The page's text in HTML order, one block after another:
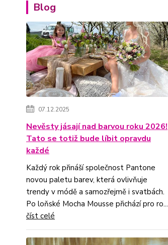
Blog
07.12.2025
Nevěsty jásají nad barvou roku 2026!
Tato se totiž bude líbit opravdu
každé
Každý rok přináší společnost Pantone
novou paletu barev, která ovlivňuje
trendy v módě a samozřejmě i svatbách.
Po loňské Mocha Mousse přichází pro ro...
číst celé